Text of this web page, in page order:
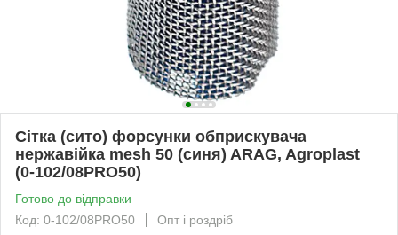
Сітка (сито) форсунки обприскувача
нержавійка mesh 50 (синя) ARAG, Agroplast
(0-102/08PRO50)
Готово до відправки
Код: 0-102/08PRO50
Опт і роздріб